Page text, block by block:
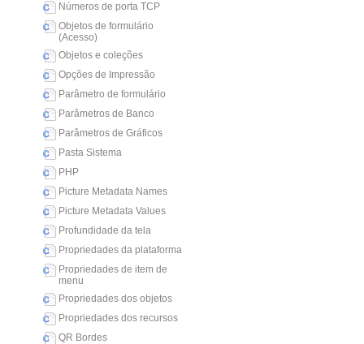
Números de porta TCP
Objetos de formulário
(Acesso)
Objetos e coleções
Opções de Impressão
Parâmetro de formulário
Parâmetros de Banco
Parâmetros de Gráficos
Pasta Sistema
PHP
Picture Metadata Names
Picture Metadata Values
Profundidade da tela
Propriedades da plataforma
Propriedades de item de
menu
Propriedades dos objetos
Propriedades dos recursos
QR Bordes